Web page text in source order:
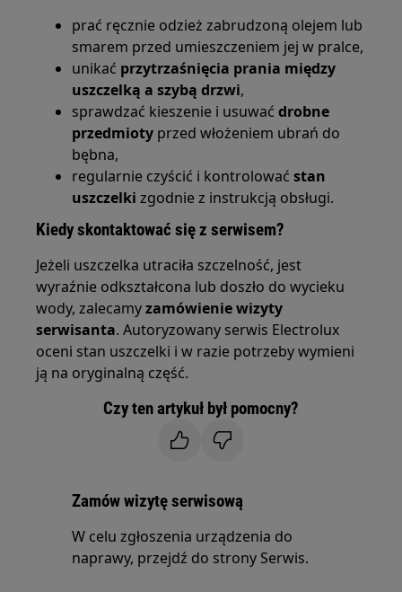
prać ręcznie odzież zabrudzoną olejem lub
smarem przed umieszczeniem jej w pralce,
unikać przytrzaśnięcia prania między
uszczelką a szybą drzwi,
sprawdzać kieszenie i usuwaćdrobne
przedmioty przed włożeniem ubrań do
bębna,
regularnie czyścić i kontrolowaćstan
uszczelki zgodnie z instrukcją obsługi.
Kiedy skontaktować się z serwisem?
Jeżeli uszczelka utraciła szczelność, jest
wyraźnie odkształcona lub doszło do wycieku
wody, zalecamyzamówienie wizyty
serwisanta. Autoryzowany serwis Electrolux
oceni stan uszczelki i w razie potrzeby wymieni
ją na oryginalną część.
Czy ten artykuł był pomocny?
Zamów wizytę serwisową
W celu zgłoszenia urządzenia do
naprawy, przejdź do strony Serwis.